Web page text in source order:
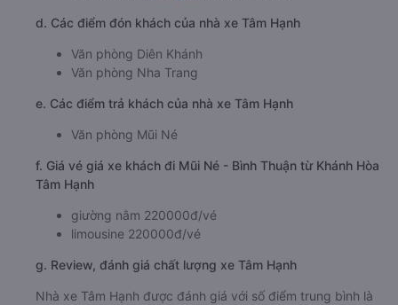
d. Các điểm đón khách của nhà xe Tâm Hạnh
Văn phòng Diên Khánh
Văn phòng Nha Trang
e. Các điểm trả khách của nhà xe Tâm Hạnh
Văn phòng Mũi Né
f. Giá vé giá xe khách đi Mũi Né - Bình Thuận từ Khánh Hòa
Tâm Hạnh
giường nằm 220000đ/vé
limousine 220000đ/vé
g. Review, đánh giá chất lượng xe Tâm Hạnh
Nhà xe Tâm Hạnh được đánh giá với số điểm trung bình là